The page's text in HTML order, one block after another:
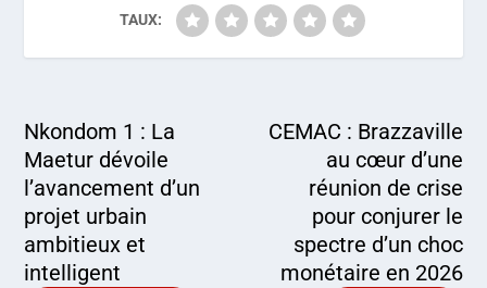
TAUX:
Nkondom 1 : La
Maetur dévoile
l’avancement d’un
projet urbain
ambitieux et
intelligent
CEMAC : Brazzaville
au cœur d’une
réunion de crise
pour conjurer le
spectre d’un choc
monétaire en 2026